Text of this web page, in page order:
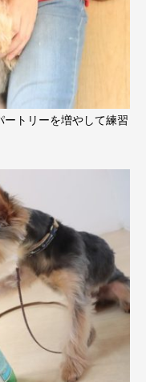
ートリーを増やして練習